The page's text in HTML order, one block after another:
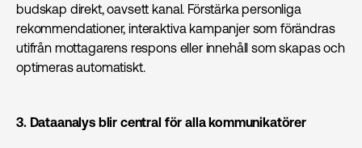
budskap direkt, oavsett kanal. Förstärka personliga
rekommendationer, interaktiva kampanjer som förändras
utifrån mottagarens respons eller innehåll som skapas och
optimeras automatiskt.
3. Dataanalys blir central för alla kommunikatörer